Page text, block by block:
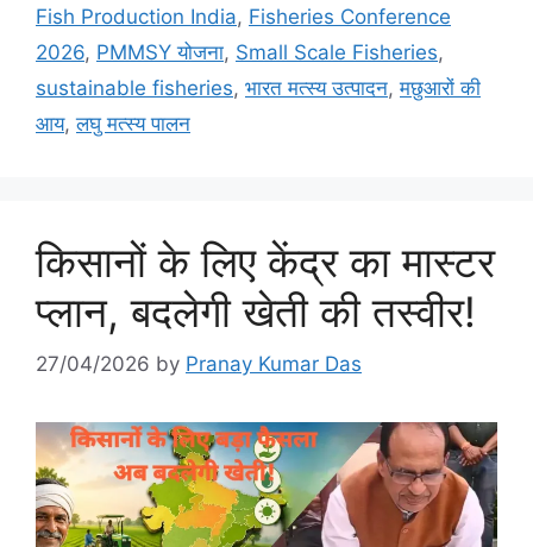
Fish Production India, Fisheries Conference
2026, PMMSY योजना, Small Scale Fisheries,
sustainable fisheries, भारत मत्स्य उत्पादन,मछुआरों की
आय,लघु मत्स्य पालन
किसानों के लिए केंद्र का मास्टर
प्लान, बदलेगी खेती की तस्वीर!
27/04/2026 by Pranay Kumar Das